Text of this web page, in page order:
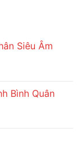
Siêu Âm
Bình Quân